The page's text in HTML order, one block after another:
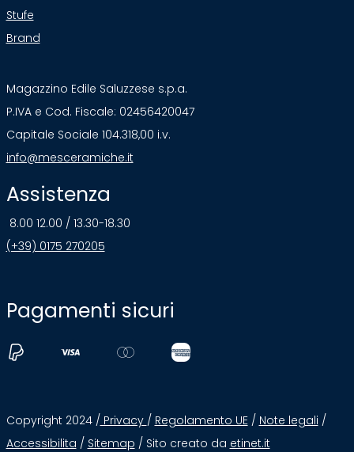
Stufe
Brand
Magazzino Edile Saluzzese s.p.a.
P.IVA e Cod. Fiscale: 02456420047
Capitale Sociale 104.318,00 i.v.
info@mesceramiche.it
Assistenza
8.00 12.00 / 13.30-18.30
(+39) 0175 270205
Pagamenti sicuri
Copyright 2024 /Privacy / Regolamento UE/ Note legali /
Accessibilita / Sitemap / Sito creato da etinet.it